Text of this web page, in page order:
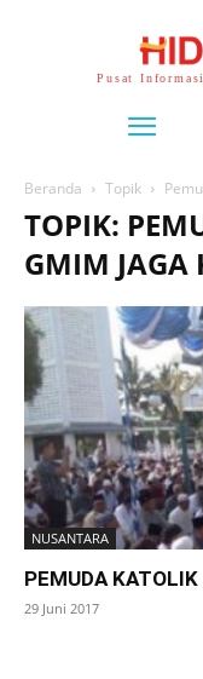
Pusat
Beranda Topik
TOPIK:
GMIM JAGA
NUSANTARA
PEMUDA
29 Juni 2017